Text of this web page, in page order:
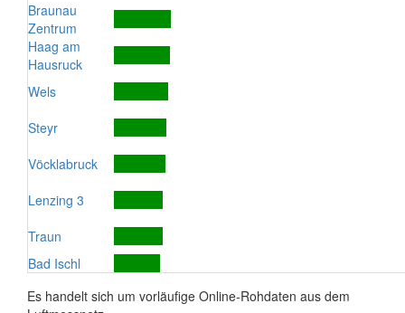
Braunau
Zentrum
Haag am
Hausruck
Wels
Steyr
Vöcklabruck
Lenzing 3
Traun
Bad Ischl
Es handelt sich um vorläufige Online-Rohdaten aus dem